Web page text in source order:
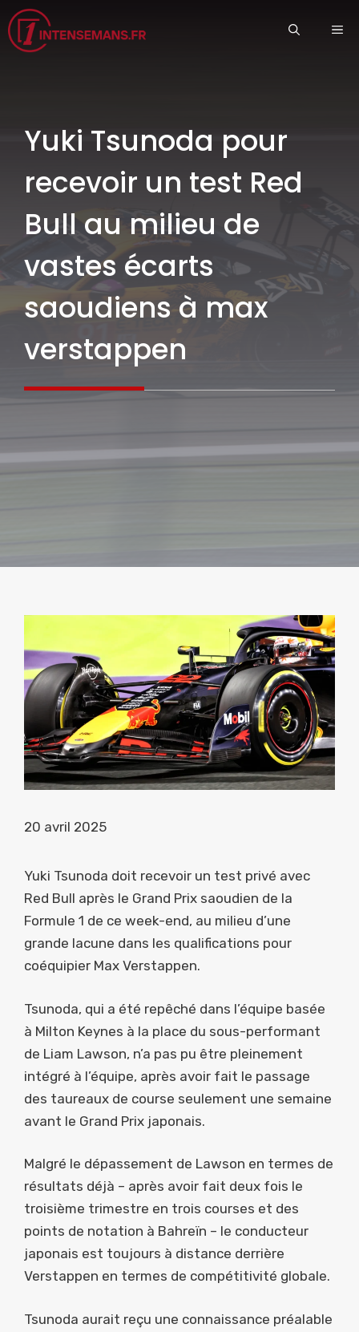
Aller
au
contenu
Yuki Tsunoda pour
recevoir un test Red
Bull au milieu de
vastes écarts
saoudiens à max
verstappen
20 avril 2025
Yuki Tsunoda doit recevoir un test privé avec
Red Bull après le Grand Prix saoudien de la
Formule 1 de ce week-end, au milieu d’une
grande lacune dans les qualifications pour
coéquipier Max Verstappen.
Tsunoda, qui a été repêché dans l’équipe basée
à Milton Keynes à la place du sous-performant
de Liam Lawson, n’a pas pu être pleinement
intégré à l’équipe, après avoir fait le passage
des taureaux de course seulement une semaine
avant le Grand Prix japonais.
Malgré le dépassement de Lawson en termes de
résultats déjà – après avoir fait deux fois le
troisième trimestre en trois courses et des
points de notation à Bahreïn – le conducteur
japonais est toujours à distance derrière
Verstappen en termes de compétitivité globale.
Tsunoda aurait reçu une connaissance préalable